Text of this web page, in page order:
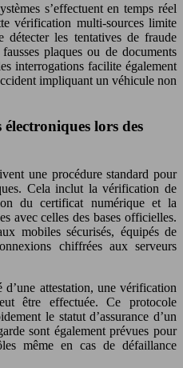
s’effectuent en temps réel
vérification multi-sources limite
détecter les tentatives de fraude
plaques ou de documents
interrogations facilite également
impliquant un véhicule non
lors des
une procédure standard pour
Cela inclut la vérification de
du certificat numérique et la
avec celles des bases officielles.
mobiles sécurisés, équipés de
chiffrées aux serveurs
attestation, une vérification
être effectuée. Ce protocole
le statut d’assurance d’un
sont également prévues pour
même en cas de défaillance